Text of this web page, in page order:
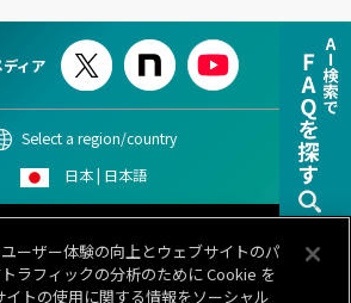
ィア
Select a region/country
日本 | 日本語
リシー
カスタマーハラスメント対応基本方針
サイトマップ
お問い合わせ
ーザー体験の向上とウェブサイトのパ
ラフィックの分析のために Cookie を
イトの使用に関する情報をソーシャル